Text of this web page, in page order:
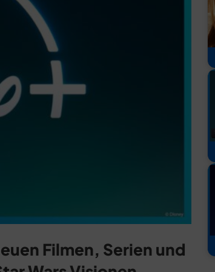
Filmen, Serien und